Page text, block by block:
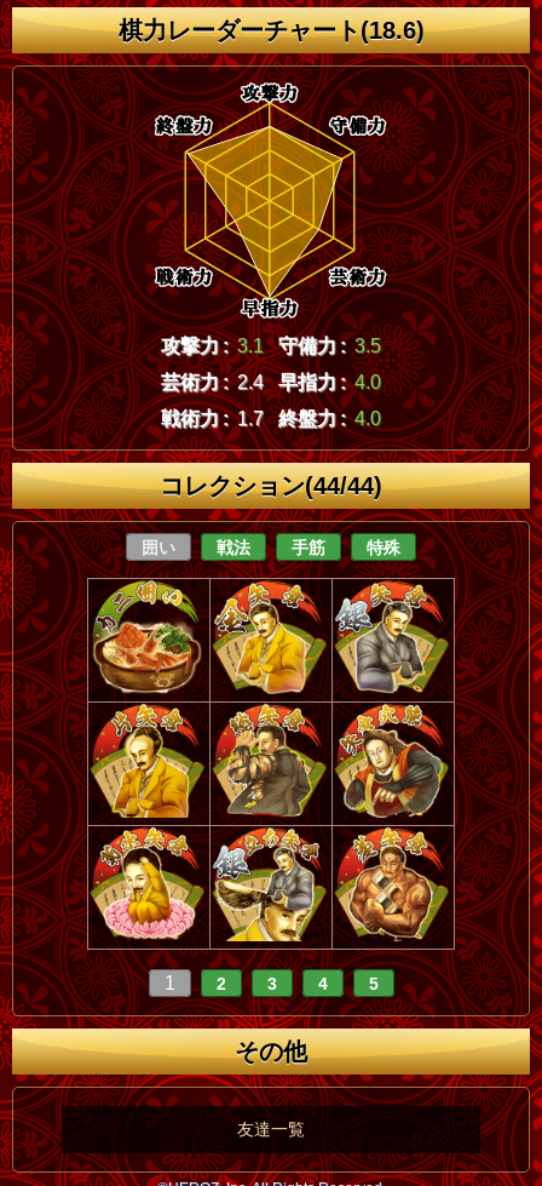
棋力レーダーチャート(18.6)
攻撃力 : 3.1 守備力 : 3.5
芸術力 : 2.4 早指力 : 4.0
戦術力 : 1.7 終盤力 : 4.0
コレクション(44/44)
囲い 戦法 手筋 特殊
1 2 3 4 5
その他
友達一覧